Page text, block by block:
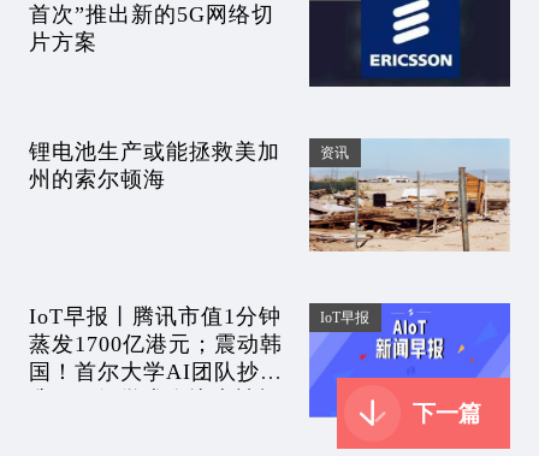
首次”推出新的5G网络切
片方案
锂电池生产或能拯救美加
州的索尔顿海
资讯
IoT早报丨腾讯市值1分钟
蒸发1700亿港元；震动韩
国！首尔大学AI团队抄
IoT早报
下一篇